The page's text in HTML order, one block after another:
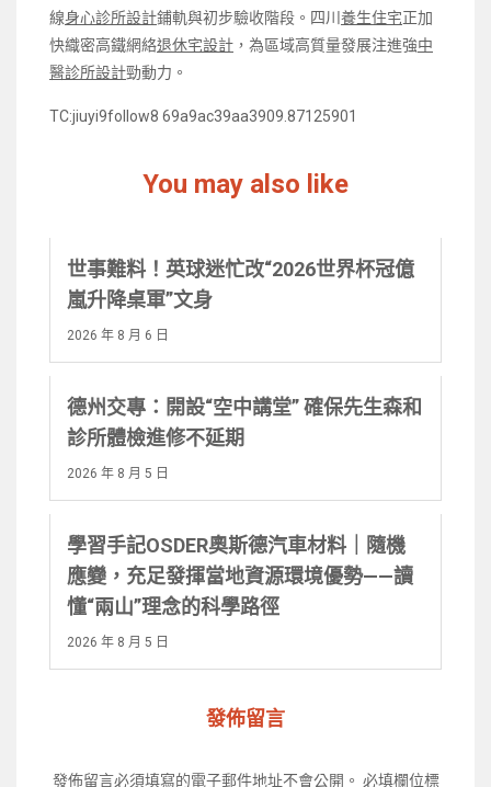
線身心診所設計鋪軌與初步驗收階段。四川 養生住宅正加
快織密高鐵網絡退休宅設計 ，為區域高質量發展注進強中
醫診所設計勁動力。
TC:jiuyi9follow8 69a9ac39aa3909.87125901
You may also like
世事難料！英球迷忙改“2026世界杯冠億
嵐升降桌軍”文身
2026 年 8 月 6 日
德州交專：開設“空中講堂” 確保先生森和
診所體檢進修不延期
2026 年 8 月 5 日
學習手記OSDER奧斯德汽車材料｜隨機
應變，充足發揮當地資源環境優勢——讀
懂“兩山”理念的科學路徑
2026 年 8 月 5 日
發佈留言
發佈留言必須填寫的電子郵件地址不會公開。 必填欄位標